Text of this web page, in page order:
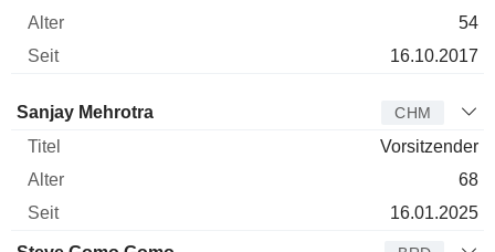
54
16.10.2017
Verwaltungsratsmitglied
Sanjay Mehrotra CHM
Vorsitzender
68
16.01.2025